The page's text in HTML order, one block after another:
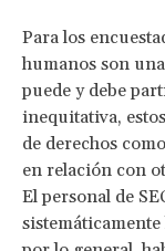
Para los
humanos son
puede y debe
inequitativa,
de derechos
en relación con
El personal de